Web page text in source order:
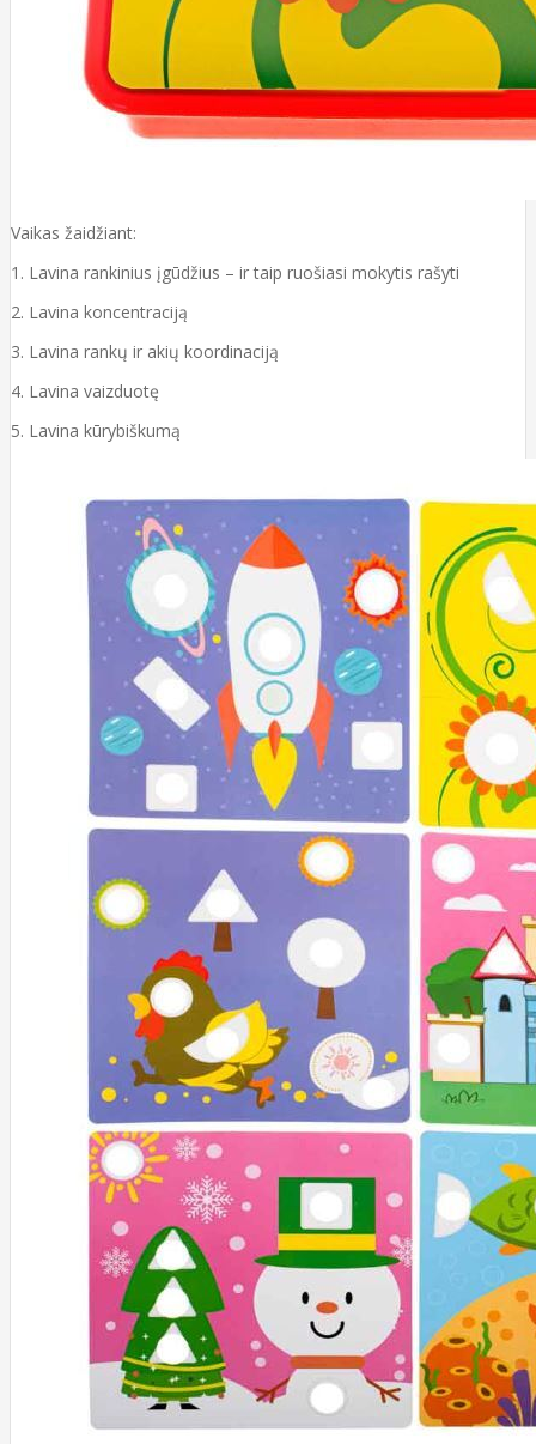
Vaikas žaidžiant:
1. Lavina rankinius įgūdžius – ir taip ruošiasi mokytis rašyti
2. Lavina koncentraciją
3. Lavina rankų ir akių koordinaciją
4. Lavina vaizduotę
5. Lavina kūrybiškumą